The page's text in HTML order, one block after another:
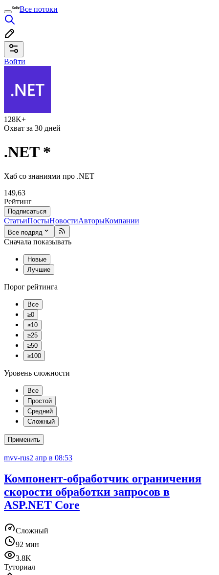
Все потоки
Войти
128K+
Охват за 30 дней
.NET*
Хаб со знаниями про .NET
149,63
Рейтинг
Подписаться
СтатьиПостыНовостиАвторыКомпании
Все подряд
Сначала показывать
Новые
Лучшие
Порог рейтинга
Все
≥0
≥10
≥25
≥50
≥100
Уровень сложности
Все
Простой
Средний
Сложный
Применить
mvv-rus2 апр в 08:53
Компонент-обработчик ограничения
скорости обработки запросов в
ASP.NET Core
Сложный
92 мин
3.8K
Туториал